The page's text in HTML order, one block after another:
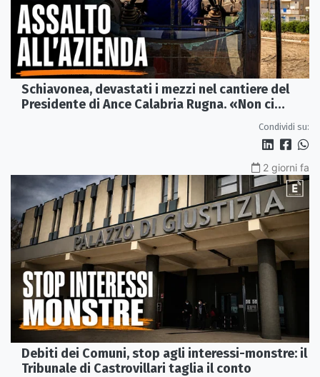
Schiavonea, devastati i mezzi nel cantiere del
Presidente di Ance Calabria Rugna. «Non ci
Condividi su:
2 giorni fa
Debiti dei Comuni, stop agli interessi-monstre: il
Tribunale di Castrovillari taglia il conto